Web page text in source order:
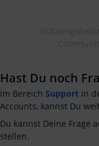
Hast Du noch
Im Bereich Support in
Accounts, kannst Du
Du kannst Deine Frage
stellen.